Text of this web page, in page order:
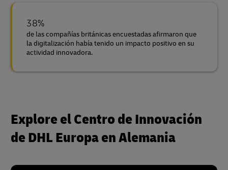
38%
de las compañías británicas encuestadas afirmaron que
la digitalización había tenido un impacto positivo en su
actividad innovadora.
Explore el Centro de Innovación
de DHL Europa en Alemania